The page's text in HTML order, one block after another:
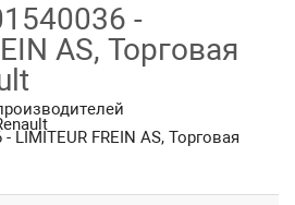
-
AS, Торговая
LIMITEUR FREIN AS, Торговая